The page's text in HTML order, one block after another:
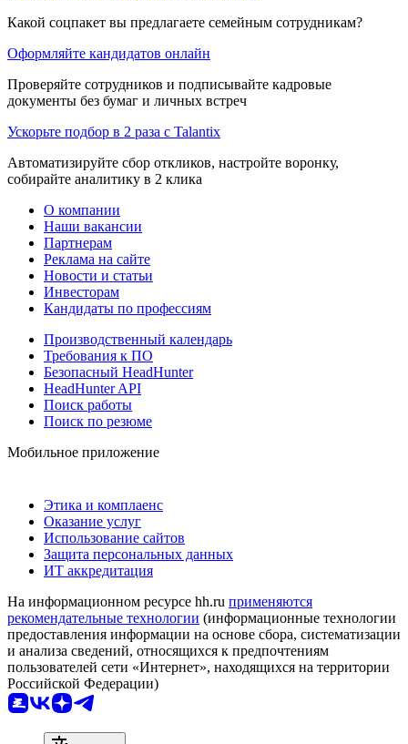
Какой соцпакет вы предлагаете семейным сотрудникам?
Оформляйте кандидатов онлайн
Проверяйте сотрудников и подписывайте кадровые
документы без бумаг и личных встреч
Ускорьте подбор в 2 раза с Talantix
Автоматизируйте сбор откликов, настройте воронку,
собирайте аналитику в 2 клика
О компании
Наши вакансии
Партнерам
Реклама на сайте
Новости и статьи
Инвесторам
Кандидаты по профессиям
Производственный календарь
Требования к ПО
Безопасный HeadHunter
HeadHunter API
Поиск работы
Поиск по резюме
Мобильное приложение
Этика и комплаенс
Оказание услуг
Использование сайтов
Защита персональных данных
ИТ аккредитация
На информационном ресурсе hh.ru применяются
рекомендательные технологии (информационные технологии
предоставления информации на основе сбора, систематизации
и анализа сведений, относящихся к предпочтениям
пользователей сети «Интернет», находящихся на территории
Российской Федерации)